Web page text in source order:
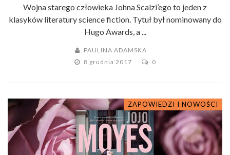
Wojna starego człowieka Johna Scalzi’ego to jeden z
klasyków literatury science fiction. Tytuł był nominowany do
Hugo Awards, a ...
PAULINA ADAMSKA
8 grudnia 2017
0
ZAPOWIEDZI I NOWOŚCI